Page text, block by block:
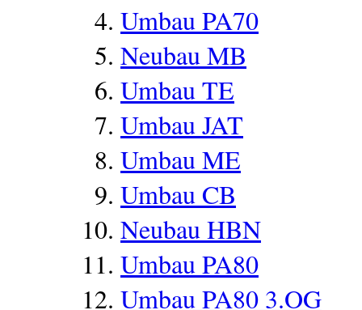
Umbau PA70
Neubau MB
Umbau TE
Umbau JAT
Umbau ME
Umbau CB
Neubau HBN
Umbau PA80
Umbau PA80 3.OG